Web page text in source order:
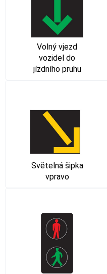
Volný vjezd
vozidel do
jízdního pruhu
Světelná šipka
vpravo